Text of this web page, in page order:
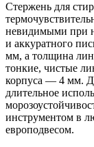
Стержень для
невидимыми при
и аккуратного
мм, а толщина
тонкие, чистые
корпуса — 4 мм.
длительное
инструментом в
европодвесом.